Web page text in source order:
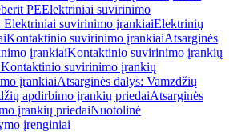
PEElektriniai suvirinimo
Elektriniai suvirinimo įrankiaiElektrinių
Kontaktinio suvirinimo įrankiaiAtsarginės
įrankiaiKontaktinio suvirinimo įrankių
suvirinimo įrankių
įrankiaiAtsarginės dalys: Vamzdžių
apdirbimo įrankių priedaiAtsarginės
įrankių priedaiNuotolinė
įrenginiai